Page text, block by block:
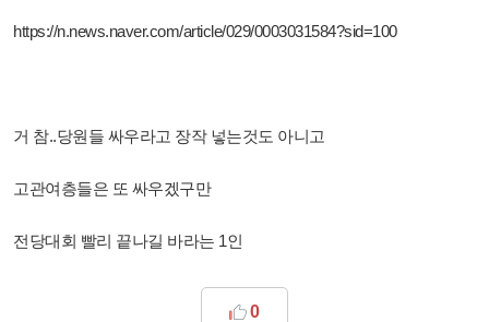
https://n.news.naver.com/article/029/0003031584?sid=100
거 참..당원들 싸우라고 장작 넣는것도 아니고
고관여층들은 또 싸우겠구만
전당대회 빨리 끝나길 바라는 1인
0